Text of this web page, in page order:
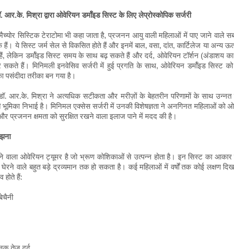
आर.के. मिश्रा द्वारा ओवेरियन डर्मॉइड सिस्ट के लिए लेप्रोस्कोपिक सर्जरी
सिस्टिक टेराटोमा भी कहा जाता है, प्रजनन आयु वाली महिलाओं में पाए जाने
ये सिस्ट जर्म सेल से विकसित होते हैं और इनमें बाल, वसा, दांत, कार्टिलेज या अन्य
लेकिन डर्मॉइड सिस्ट समय के साथ बढ़ सकते हैं और दर्द, ओवेरियन टॉर्शन (अंडाशय
हैं। मिनिमली इनवेसिव सर्जरी में हुई प्रगति के साथ, ओवेरियन डर्मॉइड सिस्ट
पसंदीदा तरीका बन गया है।
डॉ. आर.के. मिश्रा ने अत्यधिक सटीकता और मरीज़ों के बेहतरीन परिणामों के साथ उन्नत
निभाई है। मिनिमल एक्सेस सर्जरी में उनकी विशेषज्ञता ने अनगिनत महिलाओं को
प्रजनन क्षमता को सुरक्षित रखने वाला इलाज पाने में मदद की है।
वाला ओवेरियन ट्यूमर है जो भ्रूण कोशिकाओं से उत्पन्न होता है। इन सिस्ट का
घेरने वाले बहुत बड़े द्रव्यमान तक हो सकता है। कई महिलाओं में वर्षों तक कोई लक्षण
होते हैं: